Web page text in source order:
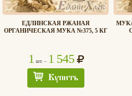
ЕДЛИНСКАЯ РЖАНАЯ
ОРГАНИЧЕСКАЯ МУКА №375, 5 КГ
1 шт. – 1 545
Купить